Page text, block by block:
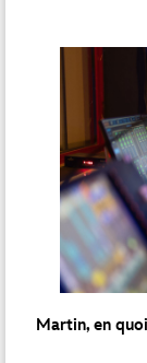
Martin, en